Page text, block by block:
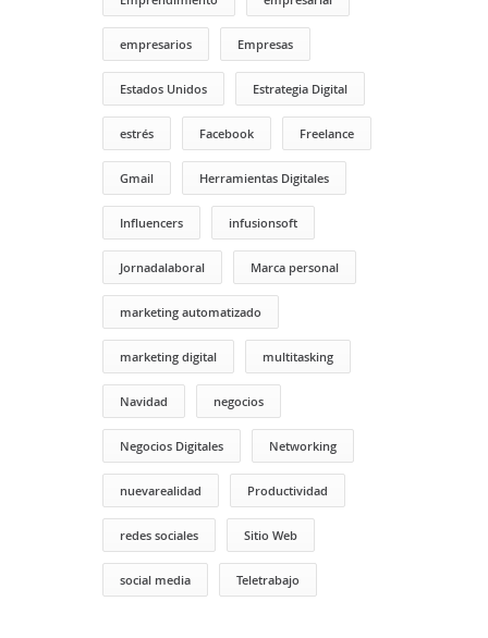
empresarios Empresas
Estados Unidos Estrategia Digital
estrés Facebook Freelance
Gmail Herramientas Digitales
Influencers infusionsoft
Jornadalaboral Marca personal
marketing automatizado
marketing digital multitasking
Navidad negocios
Negocios Digitales Networking
nuevarealidad Productividad
redes sociales Sitio Web
social media Teletrabajo